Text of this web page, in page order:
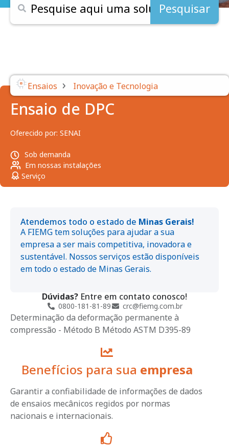
Pesquisar
Ensaios › Inovação e Tecnologia
Ensaio de DPC
Oferecido por: SENAI
Sob demanda
Em nossas instalações
Serviço
Determinação da deformação permanente à
compressão - Método B Método ASTM D395-89
Benefícios para sua empresa
Garantir a confiabilidade de informações de dados
de ensaios mecânicos regidos por normas
nacionais e internacionais.
Atendemos todo o estado de Minas Gerais!
A FIEMG tem soluções para ajudar a sua
empresa a ser mais competitiva, inovadora e
sustentável. Nossos serviços estão disponíveis
em todo o estado de Minas Gerais.
Dúvidas? Entre em contato conosco!
0800-181-81-89 crc@fiemg.com.br